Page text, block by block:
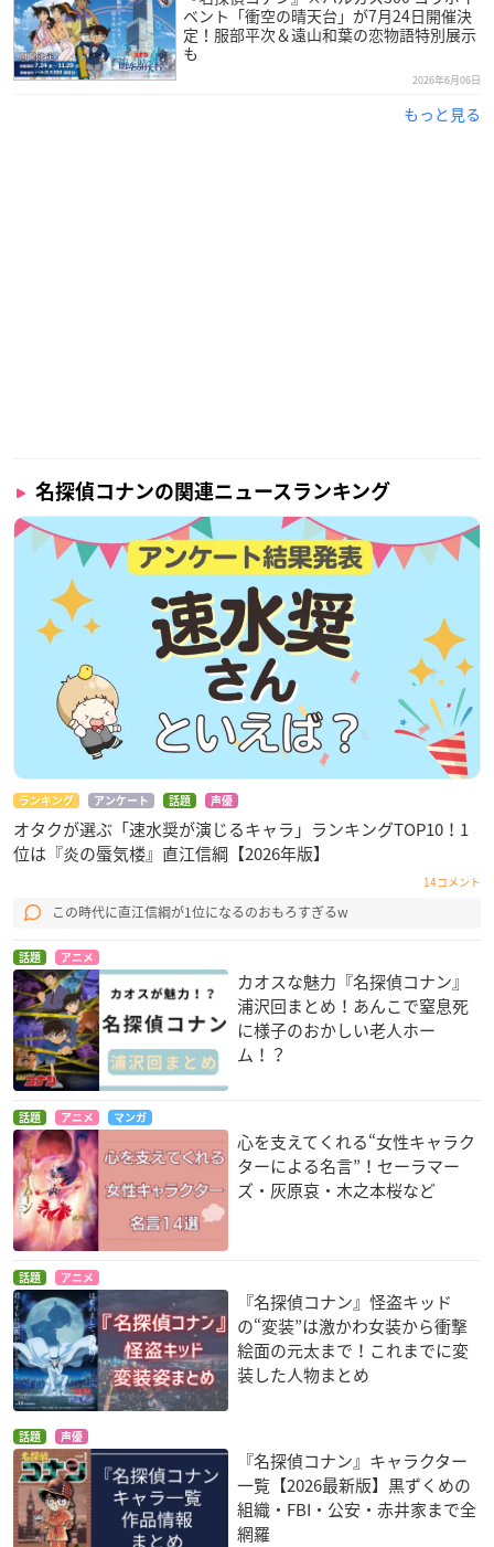
ベント「衝空の晴天台」が7月24日開催決
定！服部平次＆遠山和葉の恋物語特別展示
も
2026年6月06日
もっと見る
名探偵コナンの関連ニュースランキング
ランキング アンケート 話題 声優
オタクが選ぶ「速水奨が演じるキャラ」ランキングTOP10！1
位は『炎の蜃気楼』直江信綱【2026年版】
14コメント
この時代に直江信綱が1位になるのおもろすぎるw
話題 アニメ
カオスな魅力『名探偵コナン』
浦沢回まとめ！あんこで窒息死
に様子のおかしい老人ホー
ム！？
話題 アニメ マンガ
心を支えてくれる“女性キャラク
ターによる名言”！セーラマー
ズ・灰原哀・木之本桜など
話題 アニメ
『名探偵コナン』怪盗キッド
の“変装”は激かわ女装から衝撃
絵面の元太まで！これまでに変
装した人物まとめ
話題 声優
『名探偵コナン』キャラクター
一覧【2026最新版】黒ずくめの
組織・FBI・公安・赤井家まで全
網羅